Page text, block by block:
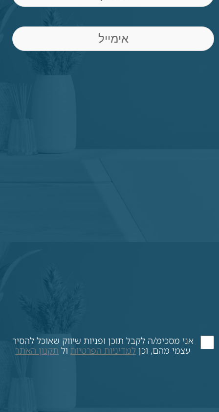
Email
אני מסכימ/ה לקבל תוכן ופניות שיווק שאוכל להסיר
עצמי מהם, וכן למדיניות הפרטיותול תקנון האתר